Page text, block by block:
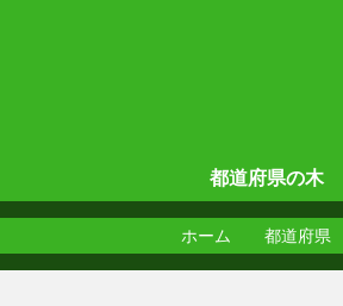
都道府県の木
ホーム 都道府県